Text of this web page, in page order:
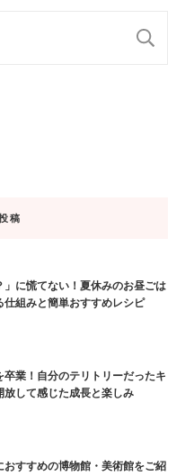
稿
」に慌てない！夏休みのお昼ごは
仕組みと簡単おすすめレシピ
卒業！自分のテリトリーだったキ
放して感じた成長と楽しみ
おすすめの博物館・美術館をご紹